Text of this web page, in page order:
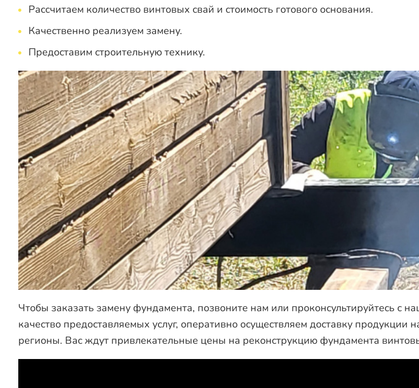
Рассчитаем количество винтовых свай и стоимость готового основания.
Качественно реализуем замену.
Предоставим строительную технику.
Чтобы заказать замену фундамента, позвоните нам или проконсультируйтесь с
качество предоставляемых услуг, оперативно осуществляем доставку
регионы. Вас ждут привлекательные цены на реконструкцию фундамента